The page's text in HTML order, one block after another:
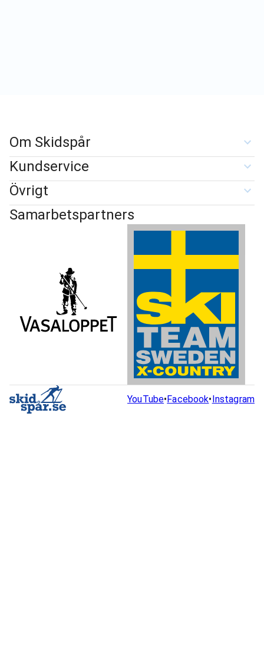
Om Skidspår
Kundservice
Övrigt
Samarbetspartners
YouTube•Facebook•Instagram